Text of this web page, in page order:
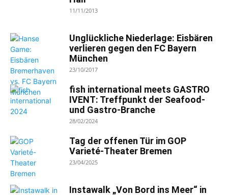
11/11/2013
Unglückliche Niederlage: Eisbären
verlieren gegen den FC Bayern
München
23/10/2017
fish international meets GASTRO
IVENT: Treffpunkt der Seafood-
und Gastro-Branche
28/02/2024
Tag der offenen Tür im GOP
Varieté-Theater Bremen
23/04/2025
Instawalk „Von Bord ins Meer“ in